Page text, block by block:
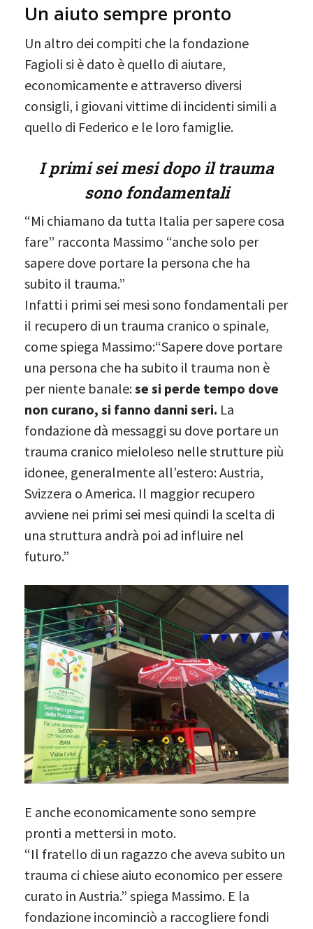
Un aiuto sempre pronto
Un altro dei compiti che la fondazione
Fagioli si è dato è quello di aiutare,
economicamente e attraverso diversi
consigli, i giovani vittime di incidenti simili a
quello di Federico e le loro famiglie.
I primi sei mesi dopo il trauma
sono fondamentali
“Mi chiamano da tutta Italia per sapere cosa
fare” racconta Massimo “anche solo per
sapere dove portare la persona che ha
subito il trauma.”
Infatti i primi sei mesi sono fondamentali per
il recupero di un trauma cranico o spinale,
come spiega Massimo:“Sapere dove portare
una persona che ha subito il trauma non è
per niente banale:se si perde tempo dove
non curano, si fanno danni seri. La
fondazione dà messaggi su dove portare un
trauma cranico mieloleso nelle strutture più
idonee, generalmente all’estero: Austria,
Svizzera o America. Il maggior recupero
avviene nei primi sei mesi quindi la scelta di
una struttura andrà poi ad influire nel
futuro.”
E anche economicamente sono sempre
pronti a mettersi in moto.
“Il fratello di un ragazzo che aveva subito un
trauma ci chiese aiuto economico per essere
curato in Austria.” spiega Massimo. E la
fondazione incominciò a raccogliere fondi